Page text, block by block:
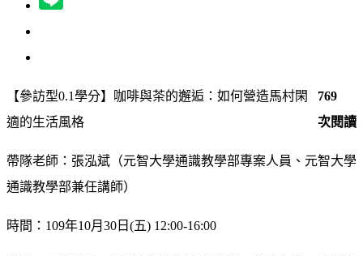
769
次閱讀
【參訪型0.1學分】咖啡與茶的邂逅：如何營造馬村閑
適的生活風格
帶隊老師： 張泓斌（元智大學通識教學部專案人員、元智大學
通識教學部兼任講師）
時間：109年10月30日(五) 12:00-16:00